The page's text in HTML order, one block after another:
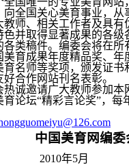
向全国关心美育事业，从
师、相关工作者及具有
色并取得显著成果的各级
各类稿件。编委会将在所
美育成果年度精品奖、年
育名师等奖项，颁发证书
合作网站刊名表彰。
热诚邀请广大教师参加本
论坛“精彩言论奖”，每
中国美育网编委
年5月